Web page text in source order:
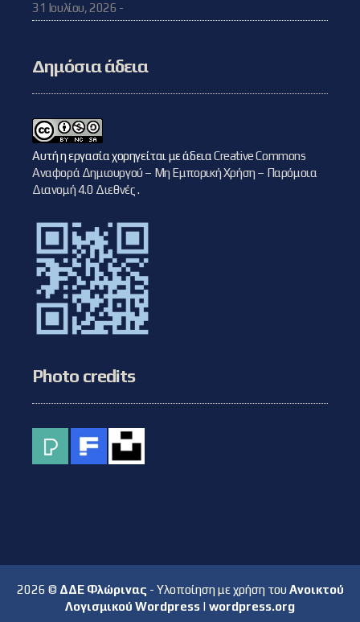
31 Ιουλίου, 2026 -
Δημόσια άδεια
Αυτή η εργασία χορηγείται με άδειαCreative Commons
Αναφορά Δημιουργού – Μη Εμπορική Χρήση – Παρόμοια
Διανομή 4.0 Διεθνές.
Photo credits
2026 © ΔΔΕ Φλώρινας - Υλοποίηση με χρήση του Ανοικτού
Λογισμικού Wordpress | wordpress.org